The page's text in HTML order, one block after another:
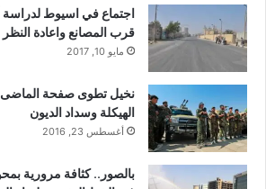
اجتماع في اسيوط
قرب المصانع واعادة
مايو 10, 2017
نخيل تطوى صفحة الماضى
الهيكلة وسداد الديون
أغسطس 23, 2016
بالصور.. كثافة مرورية